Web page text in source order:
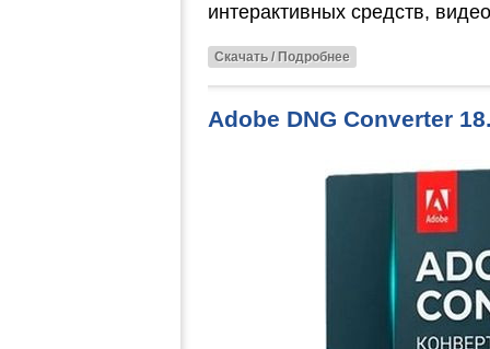
интерактивных средств,
Скачать / Подробнее
Adobe DNG Converter